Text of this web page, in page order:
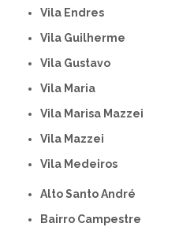
Vila Endres
Vila Guilherme
Vila Gustavo
Vila Maria
Vila Marisa Mazzei
Vila Mazzei
Vila Medeiros
Alto Santo André
Bairro Campestre